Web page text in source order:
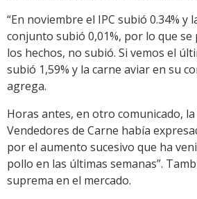
“En noviembre el IPC subió 0.34% y
conjunto subió 0,01%, por lo que se
los hechos, no subió. Si vemos el
subió 1,59% y la carne aviar en su
agrega.
Horas antes, en otro comunicado,
Vendedores de Carne había
por el aumento sucesivo que ha
pollo en las últimas semanas”.
suprema en el mercado.